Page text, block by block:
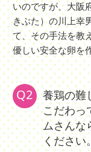
いのですが、大阪
きぶた）の川上幸
て、その手法を教
優しい安全な卵を
Q2
養鶏の難
こだわっ
ムさんな
ください